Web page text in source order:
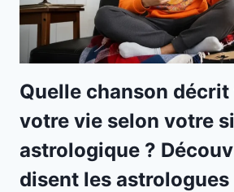
Quelle chanson
votre vie selon votre
astrologique ?
disent les astrologues